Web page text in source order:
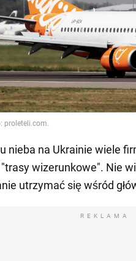
proleteli.com.
nieba na Ukrainie wiele
wizerunkowe". Nie
utrzymać się wśród
REKLAMA